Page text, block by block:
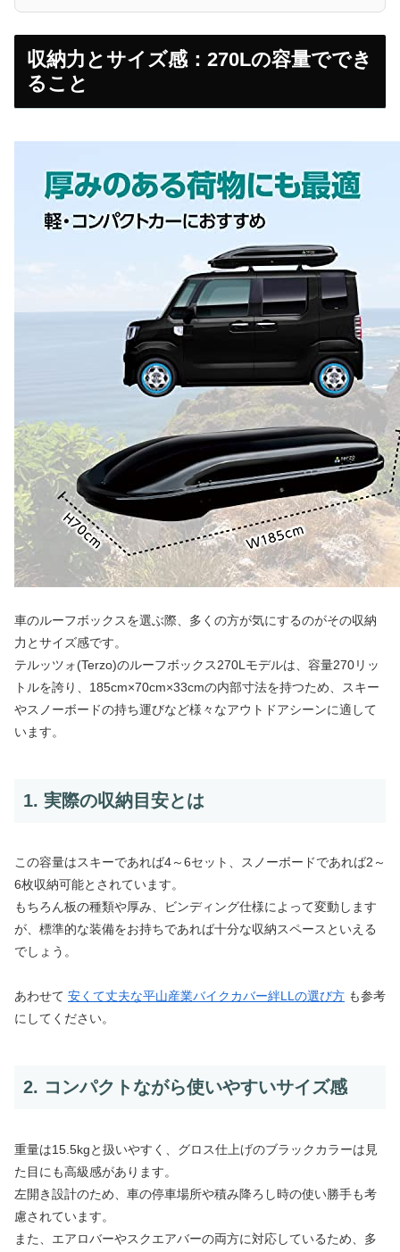
収納力とサイズ感：270Lの容量ででき
ること
車のルーフボックスを選ぶ際、多くの方が気にするのがその収納
力とサイズ感です。
テルッツォ(Terzo)のルーフボックス270Lモデルは、容量270リッ
トルを誇り、185cm×70cm×33cmの内部寸法を持つため、スキー
やスノーボードの持ち運びなど様々なアウトドアシーンに適して
います。
1. 実際の収納目安とは
この容量はスキーであれば4～6セット、スノーボードであれば2～
6枚収納可能とされています。
もちろん板の種類や厚み、ビンディング仕様によって変動します
が、標準的な装備をお持ちであれば十分な収納スペースといえる
でしょう。
あわせて 安くて丈夫な平山産業バイクカバー絆LLの選び方 も参考
にしてください。
2. コンパクトながら使いやすいサイズ感
重量は15.5kgと扱いやすく、グロス仕上げのブラックカラーは見
た目にも高級感があります。
左開き設計のため、車の停車場所や積み降ろし時の使い勝手も考
慮されています。
また、エアロバーやスクエアバーの両方に対応しているため、多